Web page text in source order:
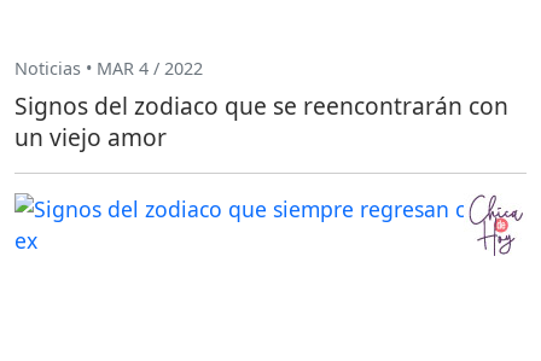
Noticias • MAR 4 / 2022
Signos del zodiaco que se reencontrarán con
un viejo amor